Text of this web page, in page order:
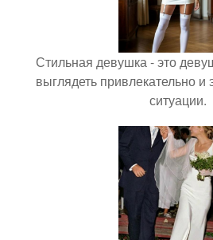
Стильная девушка - это
выглядеть привлекательно и
ситуации.